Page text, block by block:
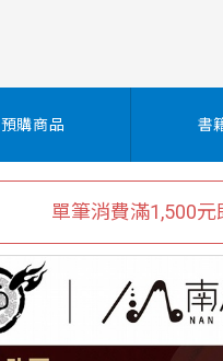
預購商品 書
單筆消費滿1,500